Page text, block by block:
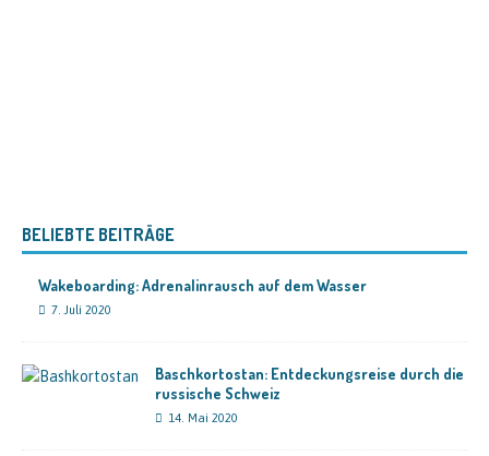
BELIEBTE BEITRÄGE
Wakeboarding: Adrenalinrausch auf dem Wasser
7. Juli 2020
Baschkortostan: Entdeckungsreise durch die
russische Schweiz
14. Mai 2020